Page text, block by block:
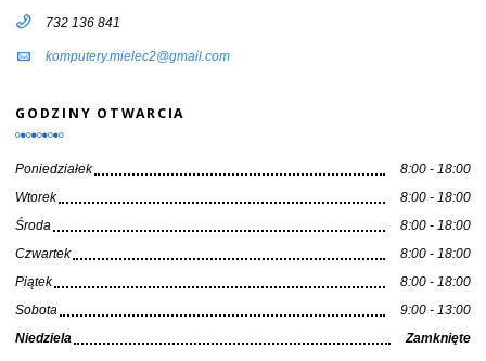
732 136 841
komputery.mielec2@gmail.com
GODZINY OTWARCIA
Poniedziałek
8:00 - 18:00
Wtorek
8:00 - 18:00
Środa
8:00 - 18:00
Czwartek
8:00 - 18:00
Piątek
8:00 - 18:00
Sobota
9:00 - 13:00
Niedziela
Zamknięte